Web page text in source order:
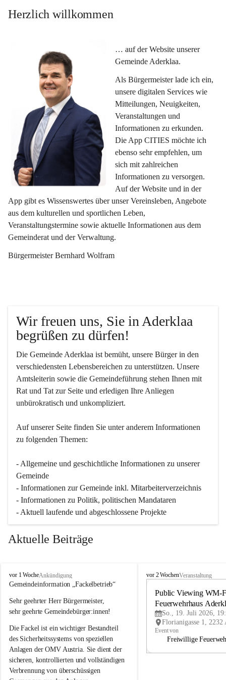
Herzlich willkommen
… auf der Website unserer
Gemeinde Aderklaa.
Als Bürgermeister lade ich ein,
unsere digitalen Services wie
Mitteilungen, Neuigkeiten,
Veranstaltungen und
Informationen zu erkunden.
Die App CITIES möchte ich
ebenso sehr empfehlen, um
sich mit zahlreichen
Informationen zu versorgen.
Auf der Website und in der
App gibt es Wissenswertes über unser Vereinsleben, Angebote
aus dem kulturellen und sportlichen Leben,
Veranstaltungstermine sowie aktuelle Informationen aus dem
Gemeinderat und der Verwaltung.
Bürgermeister Bernhard Wolfram
Wir freuen uns, Sie in Aderklaa
begrüßen zu dürfen!
Die Gemeinde Aderklaa ist bemüht, unsere Bürger in den
verschiedensten Lebensbereichen zu unterstützen. Unsere
Amtsleiterin sowie die Gemeindeführung stehen Ihnen mit
Rat und Tat zur Seite und erledigen Ihre Anliegen
unbürokratisch und unkompliziert.
Auf unserer Seite finden Sie un­ter an­de­rem Informationen
zu folgenden Themen:
- Allgemeine und geschichtliche Informationen zu unserer
Gemeinde
- Informationen zur Gemeinde inkl. Mitarbeiterverzeichnis
- Informationen zu Politik, politischen Mandataren
- Aktuell laufende und abgeschlossene Projekte
Aktuelle Beiträge
A
d
r
k
a
a
vor 1 WocheAnkündigung
Gemeindeinformation „Fackelbetrieb“
Sehr geehrter Herr Bürgermeister,
sehr geehrte Gemeindebürger:innen!
Die Fackel ist ein wichtiger Bestandteil
des Sicherheitssystems von speziellen
Anlagen der OMV Austria. Sie dient der
sicheren, kontrollierten und vollständigen
Verbrennung von überschüssigen
A
vor 2 WochenVeranstaltung
Public Viewing WM-
Feuerwehrhaus
So., 19. Juli 2026,
Event von
Freiwillige